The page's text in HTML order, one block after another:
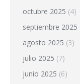
octubre 2025 (4)
septiembre 2025
agosto 2025 (3)
julio 2025 (7)
junio 2025 (6)